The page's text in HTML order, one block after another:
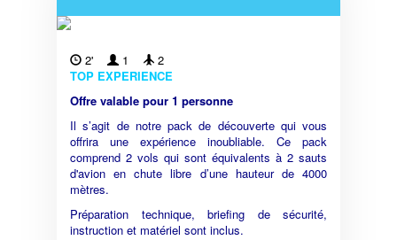
2' 1
2
TOP EXPERIENCE
Offre valable pour 1 personne
Il s’agit de notre pack de découverte qui vous
offrira une expérience inoubliable. Ce pack
comprend 2 vols qui sont équivalents à 2 sauts
d'avion en chute libre d’une hauteur de 4000
mètres.
Préparation technique, briefing de sécurité,
instruction et matériel sont inclus.